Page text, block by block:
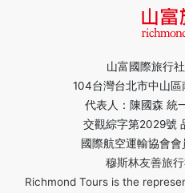
山富國際旅行
104台灣台北市中山
代表人：陳國森 統
交觀綜字第2029號
國際航空運輸協會
穆斯林友善旅
Richmond Tours is the